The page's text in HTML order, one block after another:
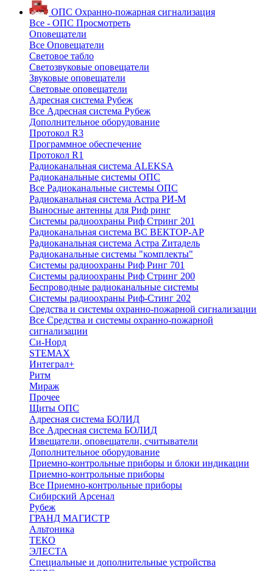
ОПС Охранно-пожарная сигнализация
Все - ОПС Просмотреть
Оповещатели
Все Оповещатели
Световое табло
Светозвуковые оповещатели
Звуковые оповещатели
Световые оповещатели
Адресная система Рубеж
Все Адресная система Рубеж
Дополнительное оборудование
Протокол R3
Программное обеспечение
Протокол R1
Радиоканальная система ALEKSA
Радиоканальные системы ОПС
Все Радиоканальные системы ОПС
Радиоканальная система Астра РИ-М
Выносные антенны для Риф ринг
Системы радиоохраны Риф Стринг 201
Радиоканальная система ВС ВЕКТОР-АР
Радиоканальная система Астра Zитадель
Радиоканальные системы "комплекты"
Системы радиоохраны Риф Ринг 701
Системы радиоохраны Риф Стринг 200
Беспроводные радиоканальные системы
Системы радиоохраны Риф-Стинг 202
Средства и системы охранно-пожарной сигнализации
Все Средства и системы охранно-пожарной
сигнализации
Си-Норд
STEMAX
Интеграл+
Ритм
Мираж
Прочее
Щиты ОПС
Адресная система БОЛИД
Все Адресная система БОЛИД
Извещатели, оповещатели, считыватели
Дополнительное оборудование
Приемно-контрольные приборы и блоки индикации
Приемно-контрольные приборы
Все Приемно-контрольные приборы
Сибирский Арсенал
Рубеж
ГРАНД МАГИСТР
Альтоника
ТЕКО
ЭЛЕСТА
Специальные и дополнительные устройства